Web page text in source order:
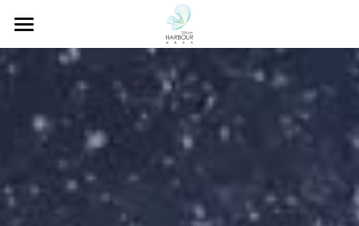
首页
关于我们
团队成员
投资策略